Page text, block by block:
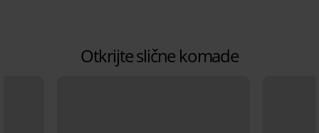
Otkrijte slične komade